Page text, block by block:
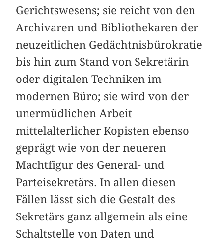
Gerichtswesens; sie reicht von den
Archivaren und Bibliothekaren der
neuzeitlichen Gedächtnisbürokratie
bis hin zum Stand von Sekretärin
oder digitalen Techniken im
modernen Büro; sie wird von der
unermüdlichen Arbeit
mittelalterlicher Kopisten ebenso
geprägt wie von der neueren
Machtfigur des General- und
Parteisekretärs. In allen diesen
Fällen lässt sich die Gestalt des
Sekretärs ganz allgemein als eine
Schaltstelle von Daten und